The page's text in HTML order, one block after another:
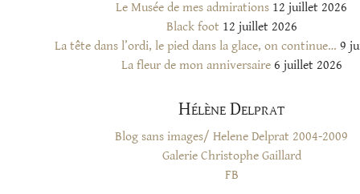
Le Musée de mes admirations 12 juillet 2026
Black foot 12 juillet 2026
La tête dans l’ordi, le pied dans la glace, on continue… 9
La fleur de mon anniversaire 6 juillet 2026
Hélène Delprat
Blog sans images/ Helene Delprat 2004-2009
Galerie Christophe Gaillard
FB